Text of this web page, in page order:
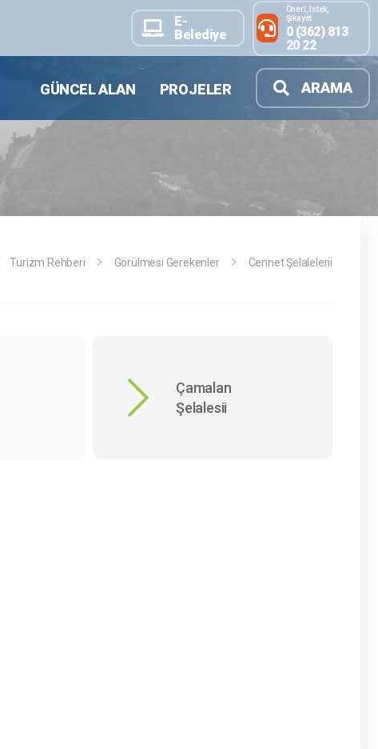
E-
Belediye
Öneri, İstek,
Şikayet
0 (362) 813
20 22
GÜNCEL ALAN PROJELER ARAMA
Turizm Rehberi Görülmesi Gerekenler Cennet Şelalelerii
Çamalan
Şelalesii